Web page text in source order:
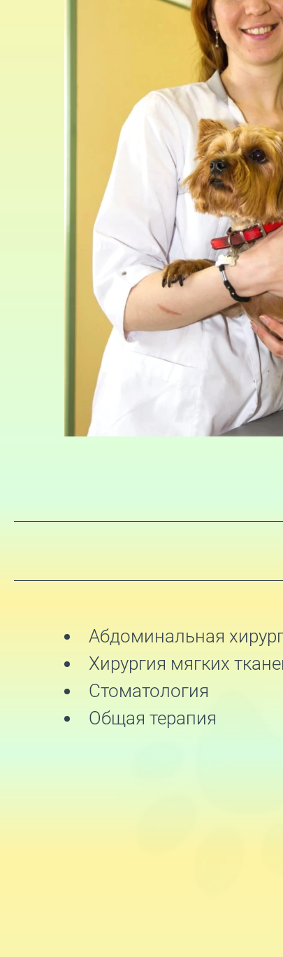
Абдоминальная
Хирургия мягких
Стоматология
Общая терапия